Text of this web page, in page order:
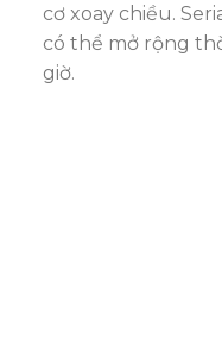
cơ xoay chiều.
có thể mở rộng
giờ.